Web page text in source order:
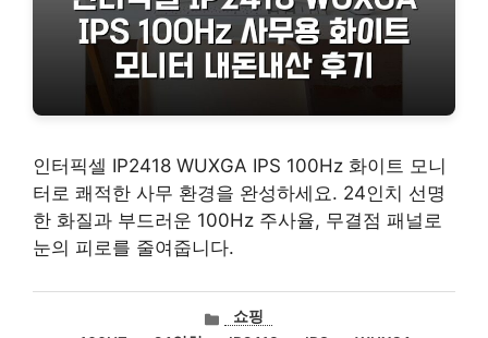
인터픽셀 IP2418 WUXGA IPS 100Hz 화이트 모니
터로 쾌적한 사무 환경을 완성하세요. 24인치 선명
한 화질과 부드러운 100Hz 주사율, 무결점 패널로
눈의 피로를 줄여줍니다.
카쇼핑